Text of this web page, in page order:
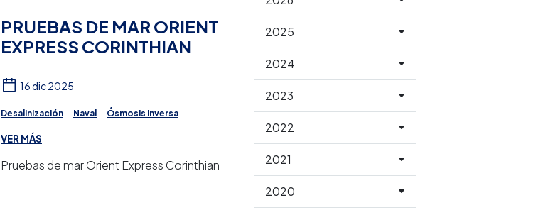
2025
2024
2023
2022
2021
2020
PRUEBAS DE MAR ORIENT
EXPRESS CORINTHIAN
16 dic 2025
Desalinización Naval
Ósmosis Inversa
Proyectos
VER MÁS
Pruebas de mar Orient Express Corinthian